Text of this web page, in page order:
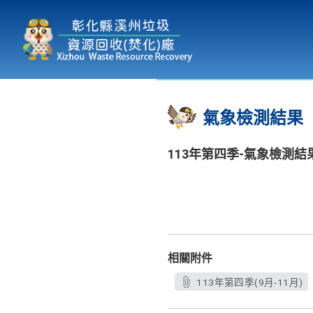
本廠簡介
:::
氣象檢測結果
113年第四季-氣象檢測結
相關附件
113年第四季(9月-11月)